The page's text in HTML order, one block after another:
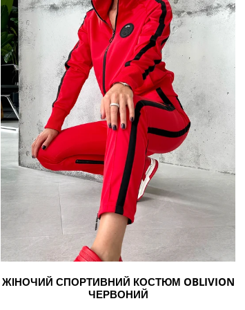
червоний
ЖІНОЧИЙ СПОРТИВНИЙ КОСТЮМ OBLIVION
ЧЕРВОНИЙ